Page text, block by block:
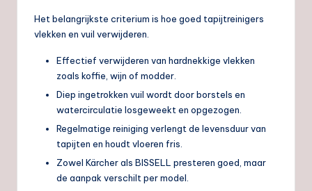
Het belangrijkste criterium is hoe goed tapijtreinigers
vlekken en vuil verwijderen.
Effectief verwijderen van hardnekkige vlekken
zoals koffie, wijn of modder.
Diep ingetrokken vuil wordt door borstels en
watercirculatie losgeweekt en opgezogen.
Regelmatige reiniging verlengt de levensduur van
tapijten en houdt vloeren fris.
Zowel Kärcher als BISSELL presteren goed, maar
de aanpak verschilt per model.